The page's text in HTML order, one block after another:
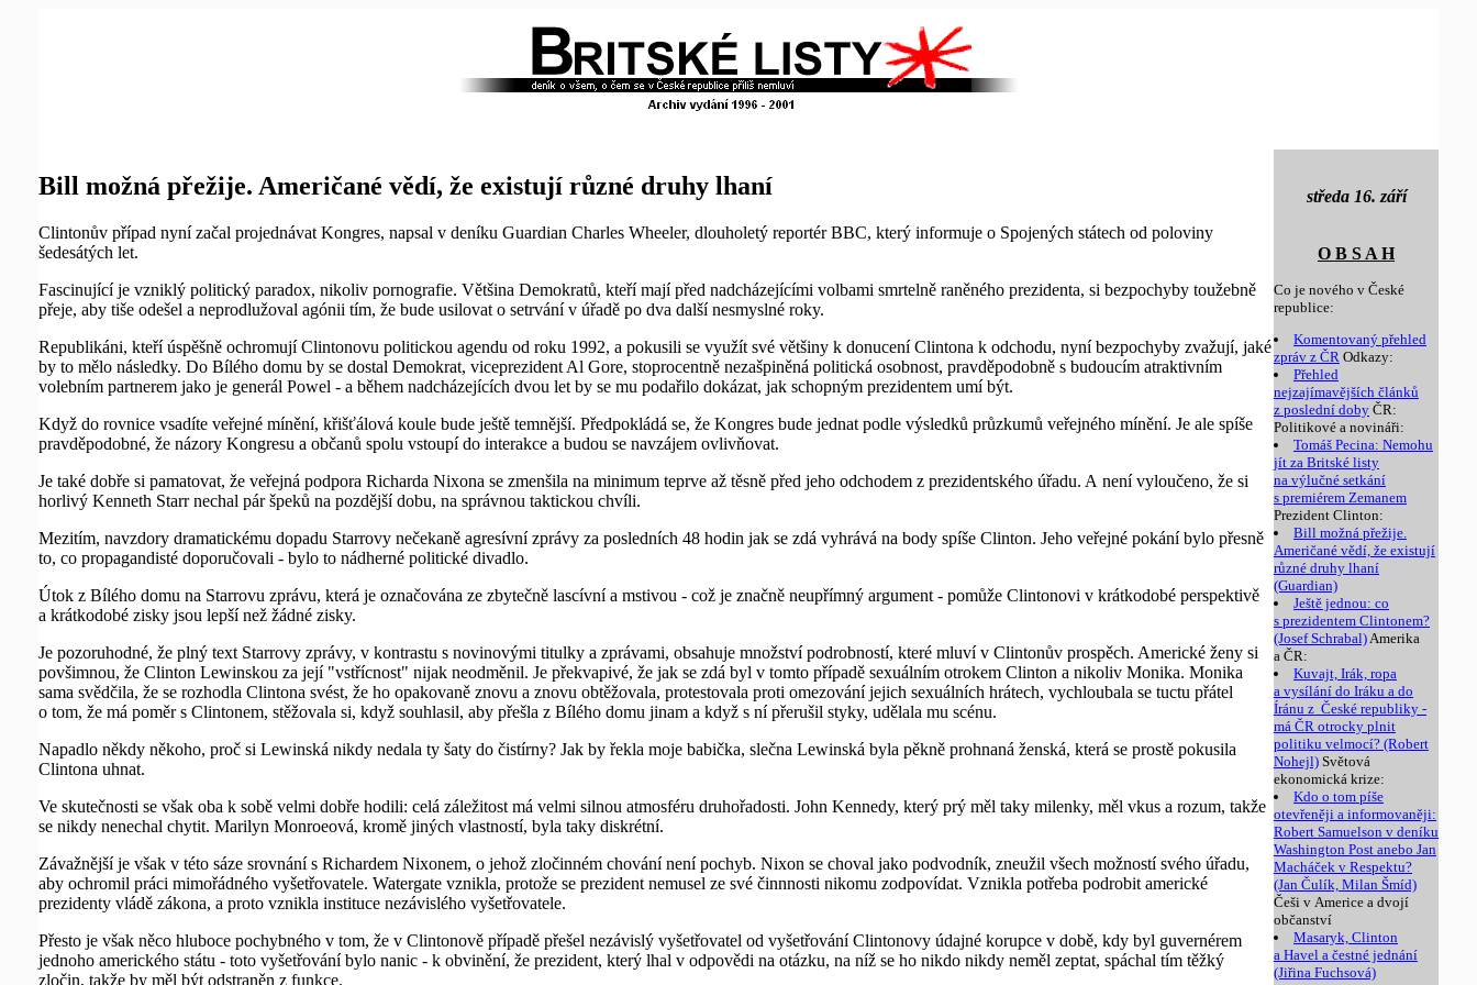
středa 16. září
O B S A H
Co je nového v České
republice:
Komentovaný přehled
zpráv z ČR Odkazy:
Přehled
nejzajímavějších článků
z poslední doby ČR:
Politikové a novináři:
Tomáš Pecina: Nemohu
jít za Britské listy
na výlučné setkání
s premiérem Zemanem
Prezident Clinton:
Bill možná přežije.
Američané vědí, že existují
různé druhy lhaní
(Guardian)
Ještě jednou: co
s prezidentem Clintonem?
(Josef Schrabal)Amerika
a ČR:
Kuvajt, Irák, ropa
a vysílání do Iráku a do
Íránu z České republiky -
má ČR otrocky plnit
politiku velmocí? (Robert
Nohejl) Světová
ekonomická krize:
Kdo o tom píše
otevřeněji a informovaněji:
Robert Samuelson v deníku
Washington Post anebo Jan
Macháček v Respektu?
(Jan Čulík, Milan Šmíd)
Češi v Americe a dvojí
občanství
Masaryk, Clinton
a Havel a čestné jednání
(Jiřina Fuchsová)
Bill možná přežije. Američané vědí, že existují různé druhy lhaní
Clintonův případ nyní začal projednávat Kongres, napsal v deníku Guardian Charles Wheeler, dlouholetý reportér BBC, který informuje o Spojených státech od poloviny
šedesátých let.
Fascinující je vzniklý politický paradox, nikoliv pornografie. Většina Demokratů, kteří mají před nadcházejícími volbami smrtelně raněného prezidenta, si bezpochyby toužebně
přeje, aby tiše odešel a neprodlužoval agónii tím, že bude usilovat o setrvání v úřadě po dva další nesmyslné roky.
Republikáni, kteří úspěšně ochromují Clintonovu politickou agendu od roku 1992, a pokusili se využít své většiny k donucení Clintona k odchodu, nyní bezpochyby zvažují, jaké
by to mělo následky. Do Bílého domu by se dostal Demokrat, viceprezident Al Gore, stoprocentně nezašpiněná politická osobnost, pravděpodobně s budoucím atraktivním
volebním partnerem jako je generál Powel - a během nadcházejících dvou let by se mu podařilo dokázat, jak schopným prezidentem umí být.
Když do rovnice vsadíte veřejné mínění, křišťálová koule bude ještě temnější. Předpokládá se, že Kongres bude jednat podle výsledků průzkumů veřejného mínění. Je ale spíše
pravděpodobné, že názory Kongresu a občanů spolu vstoupí do interakce a budou se navzájem ovlivňovat.
Je také dobře si pamatovat, že veřejná podpora Richarda Nixona se zmenšila na minimum teprve až těsně před jeho odchodem z prezidentského úřadu. A není vyloučeno, že si
horlivý Kenneth Starr nechal pár špeků na pozdější dobu, na správnou taktickou chvíli.
Mezitím, navzdory dramatickému dopadu Starrovy nečekaně agresívní zprávy za posledních 48 hodin jak se zdá vyhrává na body spíše Clinton. Jeho veřejné pokání bylo přesně
to, co propagandisté doporučovali - bylo to nádherné politické divadlo.
Útok z Bílého domu na Starrovu zprávu, která je označována ze zbytečně lascívní a mstivou - což je značně neupřímný argument - pomůže Clintonovi v krátkodobé perspektivě
a krátkodobé zisky jsou lepší než žádné zisky.
Je pozoruhodné, že plný text Starrovy zprávy, v kontrastu s novinovými titulky a zprávami, obsahuje množství podrobností, které mluví v Clintonův prospěch. Americké ženy si
povšimnou, že Clinton Lewinskou za její "vstřícnost" nijak neodměnil. Je překvapivé, že jak se zdá byl v tomto případě sexuálním otrokem Clinton a nikoliv Monika. Monika
sama svědčila, že se rozhodla Clintona svést, že ho opakovaně znovu a znovu obtěžovala, protestovala proti omezování jejich sexuálních hrátech, vychloubala se tuctu přátel
o tom, že má poměr s Clintonem, stěžovala si, když souhlasil, aby přešla z Bílého domu jinam a když s ní přerušil styky, udělala mu scénu.
Napadlo někdy někoho, proč si Lewinská nikdy nedala ty šaty do čistírny? Jak by řekla moje babička, slečna Lewinská byla pěkně prohnaná ženská, která se prostě pokusila
Clintona uhnat.
Ve skutečnosti se však oba k sobě velmi dobře hodili: celá záležitost má velmi silnou atmosféru druhořadosti. John Kennedy, který prý měl taky milenky, měl vkus a rozum, takže
se nikdy nenechal chytit. Marilyn Monroeová, kromě jiných vlastností, byla taky diskrétní.
Závažnější je však v této sáze srovnání s Richardem Nixonem, o jehož zločinném chování není pochyb. Nixon se choval jako podvodník, zneužil všech možností svého úřadu,
aby ochromil práci mimořádného vyšetřovatele. Watergate vznikla, protože se prezident nemusel ze své činnnosti nikomu zodpovídat. Vznikla potřeba podrobit americké
prezidenty vládě zákona, a proto vznikla instituce nezávislého vyšetřovatele.
Přesto je však něco hluboce pochybného v tom, že v Clintonově případě přešel nezávislý vyšetřovatel od vyšetřování Clintonovy údajné korupce v době, kdy byl guvernérem
jednoho amerického státu - toto vyšetřování bylo nanic - k obvinění, že prezident, který lhal v odpovědi na otázku, na níž se ho nikdo nikdy neměl zeptat, spáchal tím těžký
zločin, takže by měl být odstraněn z funkce.